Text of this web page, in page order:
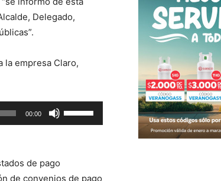
Delegado,
la empresa Claro,
00:00
las
de pago
de convenios de pago